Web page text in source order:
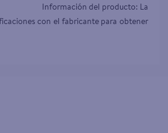
Información del producto: La
con el fabricante para obtener